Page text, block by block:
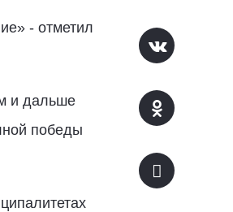
- отметил
и дальше
победы